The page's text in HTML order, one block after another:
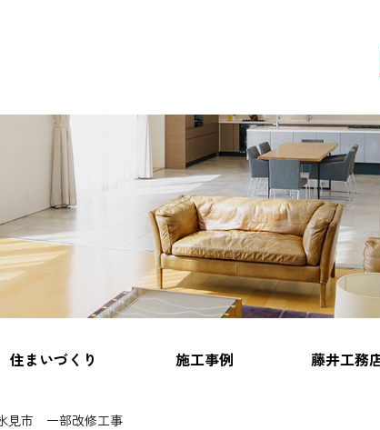
住まいづくり 施工事例 藤井工務
見市 一部改修工事